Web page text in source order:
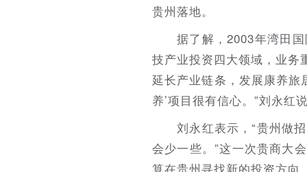
贵州落地。
据了解，2003年湾田
技产业投资四大领域，业务
延长产业链条，发展康养旅
养’项目很有信心。”刘永
刘永红表示，“贵州做
会少一些。”这一次贵商大
算在贵州寻找新的投资方向